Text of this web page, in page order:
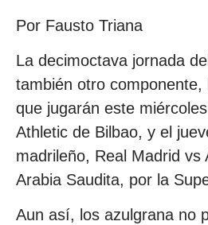
Por Fausto Triana
La decimoctava jornada
también otro componente,
que jugarán este
Athletic de Bilbao, y el
madrileño, Real Madrid vs
Arabia Saudita, por la
Aun así, los azulgrana no